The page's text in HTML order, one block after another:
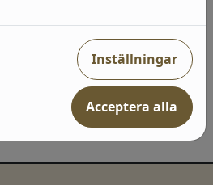
Inställningar
Acceptera alla